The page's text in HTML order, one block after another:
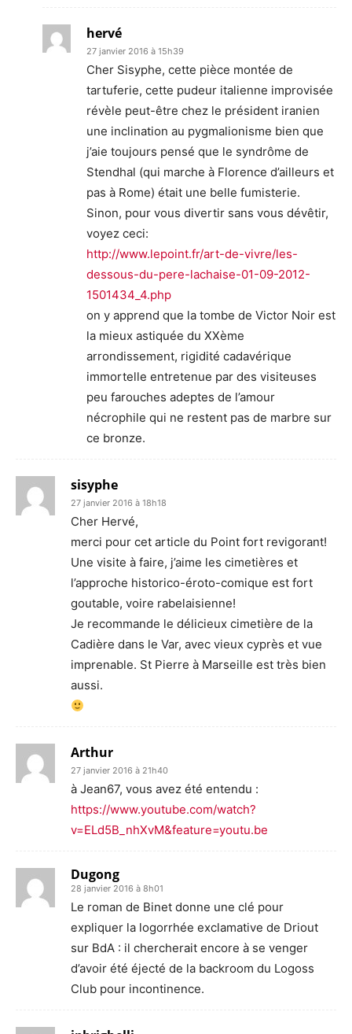
hervé
27 janvier 2016 à 15h39
Cher Sisyphe, cette pièce montée de
tartuferie, cette pudeur italienne improvisée
révèle peut-être chez le président iranien
une inclination au pygmalionisme bien que
j’aie toujours pensé que le syndrôme de
Stendhal (qui marche à Florence d’ailleurs et
pas à Rome) était une belle fumisterie.
Sinon, pour vous divertir sans vous dévêtir,
voyez ceci:
http://www.lepoint.fr/art-de-vivre/les-
dessous-du-pere-lachaise-01-09-2012-
1501434_4.php
on y apprend que la tombe de Victor Noir est
la mieux astiquée du XXème
arrondissement, rigidité cadavérique
immortelle entretenue par des visiteuses
peu farouches adeptes de l’amour
nécrophile qui ne restent pas de marbre sur
ce bronze.
sisyphe
27 janvier 2016 à 18h18
Cher Hervé,
merci pour cet article du Point fort revigorant!
Une visite à faire, j’aime les cimetières et
l’approche historico-éroto-comique est fort
goutable, voire rabelaisienne!
Je recommande le délicieux cimetière de la
Cadière dans le Var, avec vieux cyprès et vue
imprenable. St Pierre à Marseille est très bien
aussi.
Arthur
27 janvier 2016 à 21h40
à Jean67, vous avez été entendu :
https://www.youtube.com/watch?
v=ELd5B_nhXvM&feature=youtu.be
Dugong
28 janvier 2016 à 8h01
Le roman de Binet donne une clé pour
expliquer la logorrhée exclamative de Driout
sur BdA : il chercherait encore à se venger
d’avoir été éjecté de la backroom du Logoss
Club pour incontinence.